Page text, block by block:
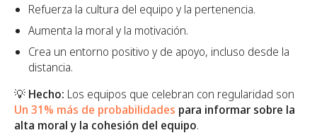
Refuerza la cultura del equipo y la pertenencia.
Aumenta la moral y la motivación.
Crea un entorno positivo y de apoyo, incluso desde la
distancia.
💡 Hecho: Los equipos que celebran con regularidad son
Un 31% más de probabilidades para informar sobre la
alta moral y la cohesión del equipo.